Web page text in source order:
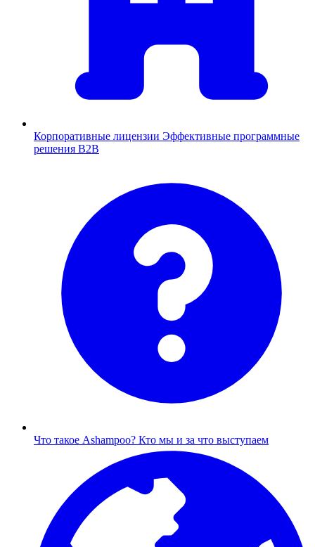
Корпоративные лицензии Эффективные программные
решения B2B
Что такое Ashampoo? Кто мы и за что выступаем